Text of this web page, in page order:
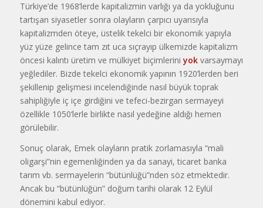
Türkiye’de 1968’lerde kapitalizmin var­lığı ya da yokluğunu
tartışan siyasetler sonra olayların çarpıcı uyarısıyla
kapitalizmden öteye, üstelik tekelci bir ekonomik yapıyla
yüz yüze gelince tam zıt uca sıçrayıp ülkemizde kapitalizm
öncesi kalıntı üretim ve mülkiyet biçimleriniyok varsaymayı
yeğlediler. Bizde tekelci ekonomik yapının 1920’lerden beri
şekillenip gelişmesi ince­lendiğinde nasıl büyük toprak
sahipliğiyle iç içe girdiğini ve tefeci-bezirgan sermayeyi
özellikle 1050‘lerle birlikte nasıl yedeğine aldığı hemen
görülebilir.
Sonuç olarak, Emek olayların pratik zor­lamasıyla “mali
oligarşi”nin egemenliğinden ya da sanayi, ticaret banka
tarım vb. ser­mayelerin “bütünlüğü”nden söz etmektedir.
Ancak bu “bütünlüğün” doğum tarihi ola­rak 12 Eylül
dönemini kabul ediyor.